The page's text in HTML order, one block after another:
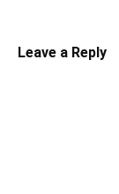
Leave a Reply